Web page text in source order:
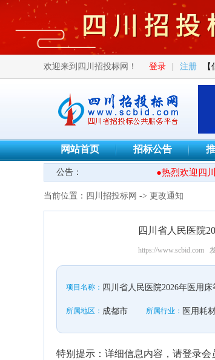
欢迎来到四川招投标网！ 登录 注册
网站首页 招标公告
公告： ●热烈欢迎四川
当前位置： 四川招投标网 -> 更改通知
四川省人民医院
https://www.scbid.com
项目名称： 四川省人民医院2026年医用
所属地区： 成都市 所属行业： 医用耗
特别提示：详细信息内容，请登录会